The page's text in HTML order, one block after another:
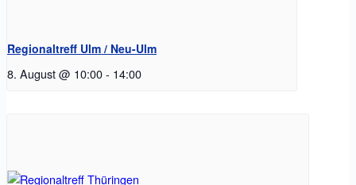
Regionaltreff Ulm / Neu-Ulm
8. August @ 10:00- 14:00